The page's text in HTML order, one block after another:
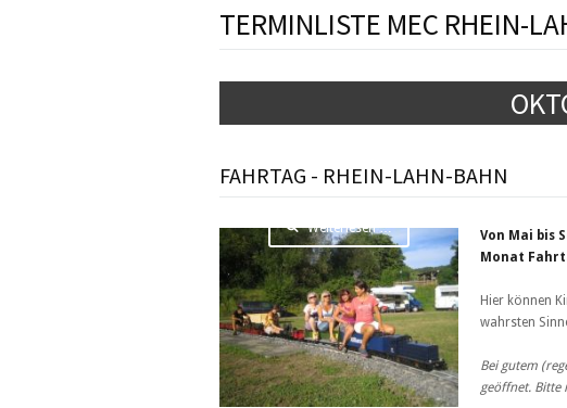
TERMINLISTE MEC RHEIN-
FAHRTAG - RHEIN-LAHN-BAHN
Weiterlesen …
Von Mai bis
Monat
Hier können
wahrsten
Bei gutem
geöffnet. Bitte